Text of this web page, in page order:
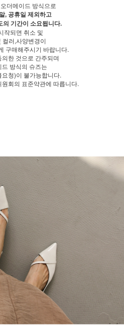
더메이드 방식으로
, 공휴일 제외하고
의 기간이 소요됩니다.
작되면 취소 및
컬러,사양변경이
구매해주시기 바랍니다.
한 것으로 간주되며
드 방식의 슈즈는
청)이 불가능합니다.
회의 표준약관에 따릅니다.